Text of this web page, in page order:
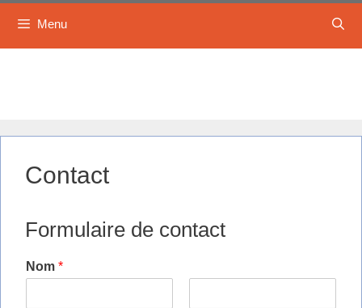
Menu
Contact
Formulaire de contact
Nom *